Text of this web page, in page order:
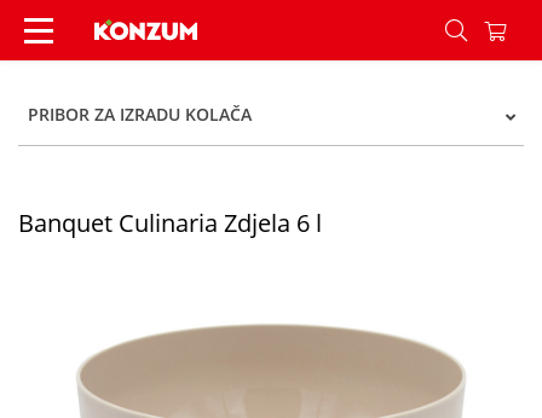
Banquet Culinaria Zdjela 6 l - Konzum
PRIBOR ZA IZRADU KOLAČA
Banquet Culinaria Zdjela 6 l